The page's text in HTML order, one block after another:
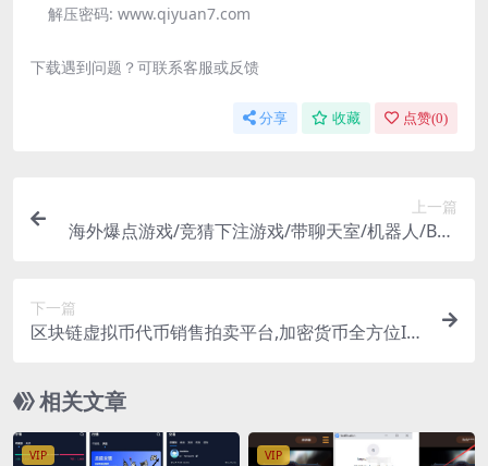
解压密码: www.qiyuan7.com
下载遇到问题？可联系客服或反馈
分享 收藏 点赞(0)
上一篇
海外爆点游戏/竞猜下注游戏/带聊天室/机器人/BTC
下一篇
区块链虚拟币代币销售拍卖平台,加密货币全方位IC
相关文章
VIP VIP